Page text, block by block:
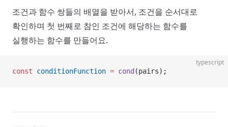
조건과 함수 쌍들의 배열을 받아서, 조건을 순서대로
확인하며 첫 번째로 참인 조건에 해당하는 함수를
실행하는 함수를 만들어요.
typescript
const conditionFunction = cond (pairs);